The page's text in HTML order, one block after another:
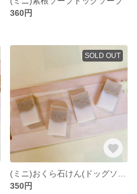
360円
SOLD OUT
350円